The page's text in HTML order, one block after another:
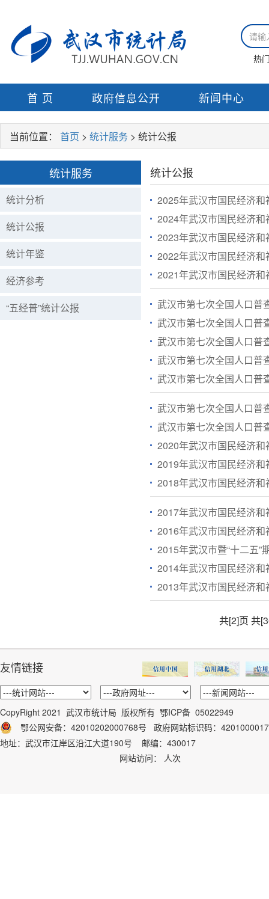
热
首 页 政府信息公开 新闻中心
当前位置： 首页 > 统计服务 > 统计公报
统计服务
统计分析
统计公报
统计年鉴
经济参考
“五经普”统计公报
统计公报
2025年武汉市国民经济
2024年武汉市国民经济
2023年武汉市国民经济
2022年武汉市国民经济
2021年武汉市国民经济
武汉市第七次全国人口普
武汉市第七次全国人口普
武汉市第七次全国人口普
武汉市第七次全国人口普
武汉市第七次全国人口普
武汉市第七次全国人口普
武汉市第七次全国人口普
2020年武汉市国民经济
2019年武汉市国民经济
2018年武汉市国民经济
2017年武汉市国民经济
2016年武汉市国民经济
2015年武汉市暨“十二五
2014年武汉市国民经济
2013年武汉市国民经济
共[2]页 共
友情链接
CopyRight 2021 武汉市统计局 版权所有 鄂ICP备 05022949
鄂公网安备：42010202000768号 政府网站标识码： 4201000017
地址：武汉市江岸区沿江大道190号 邮编：430017
网站访问： 人次